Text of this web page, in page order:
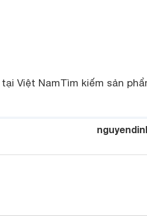
Việt NamTìm kiếm sản